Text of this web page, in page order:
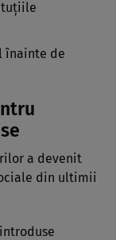
înainte de
a devenit
din ultimii